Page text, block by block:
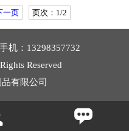
一页 页次：1/2
机：13298357732
Reserved
有限公司